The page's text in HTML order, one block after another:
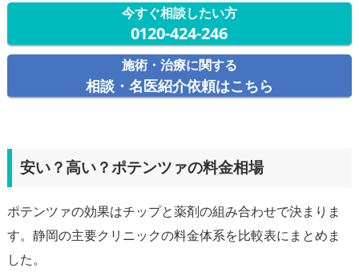
今すぐ相談したい方
0120-424-246
施術・治療に関する
相談・名医紹介依頼はこちら
安い？高い？ポテンツァの料金相場
ポテンツァの効果はチップと薬剤の組み合わせで決まりま
す。静岡の主要クリニックの料金体系を比較表にまとめま